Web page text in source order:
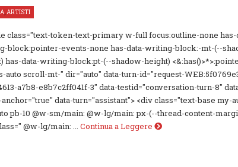
,ARTISTI
class="text-token-text-primary w-full focus:outline-none has-
block:pointer-events-none has-data-writing-block:-mt-(--
has-data-writing-block:pt-(--shadow-height)
auto scroll-mt-" dir="auto" data-turn-id="request-
a7b8-e8b7c2ff041f-3" data-testid="conversation-turn-8"
data-turn="assistant"> <div class="text-base my-
pb-10 @w-sm/main: @w-lg/main: px-(--thread-content-
@w-lg/main: ... Continua a Leggere